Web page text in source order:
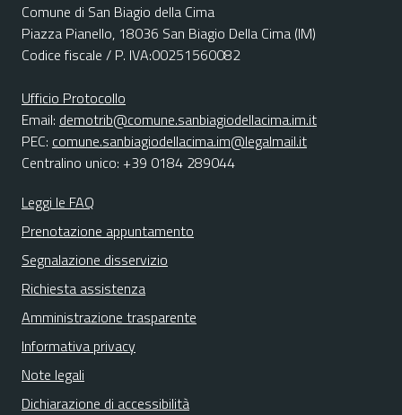
Comune di San Biagio della Cima
Piazza Pianello, 18036 San Biagio Della Cima (IM)
Codice fiscale / P. IVA:00251560082
Ufficio Protocollo
Email: demotrib@comune.sanbiagiodellacima.im.it
PEC: comune.sanbiagiodellacima.im@legalmail.it
Centralino unico: +39 0184 289044
Leggi le FAQ
Prenotazione appuntamento
Segnalazione disservizio
Richiesta assistenza
Amministrazione trasparente
Informativa privacy
Note legali
Dichiarazione di accessibilità